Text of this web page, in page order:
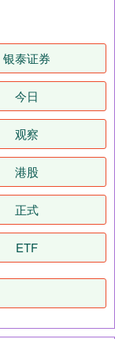
银泰证券
今日
观察
港股
正式
ETF